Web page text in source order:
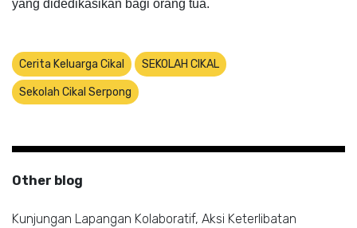
yang didedikasikan bagi orang tua.
Cerita Keluarga Cikal SEKOLAH CIKAL
Sekolah Cikal Serpong
Other blog
Kunjungan Lapangan Kolaboratif, Aksi Keterlibatan